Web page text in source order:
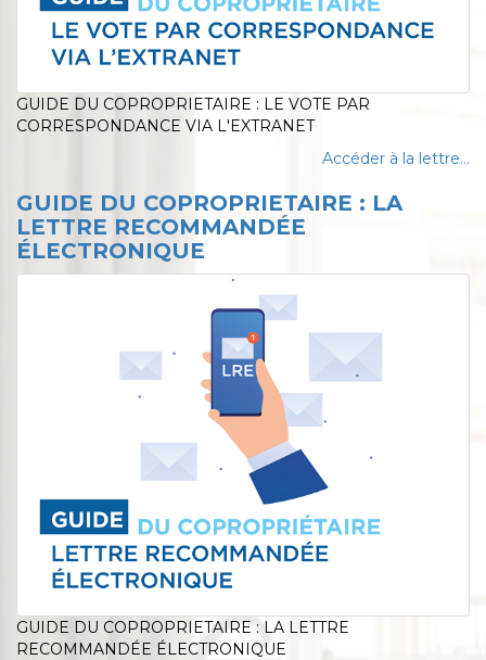
GUIDE DU COPROPRIETAIRE : LE VOTE PAR
CORRESPONDANCE VIA L'EXTRANET
Accéder à la lettre...
GUIDE DU COPROPRIETAIRE : LA
LETTRE RECOMMANDÉE
ÉLECTRONIQUE
GUIDE DU COPROPRIETAIRE : LA LETTRE
RECOMMANDÉE ÉLECTRONIQUE